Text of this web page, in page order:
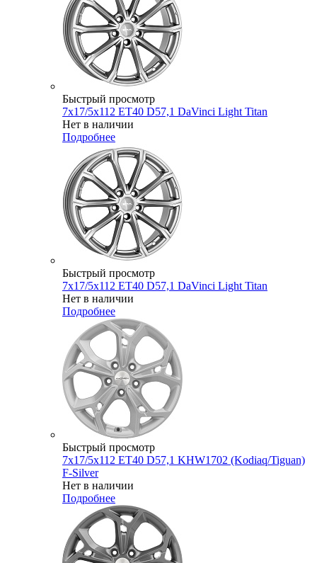
Быстрый просмотр
7x17/5x112 ET40 D57,1 DaVinci Light Titan
Нет в наличии
Подробнее
Быстрый просмотр
7x17/5x112 ET40 D57,1 DaVinci Light Titan
Нет в наличии
Подробнее
Быстрый просмотр
7x17/5x112 ET40 D57,1 KHW1702 (Kodiaq/Tiguan)
F-Silver
Нет в наличии
Подробнее